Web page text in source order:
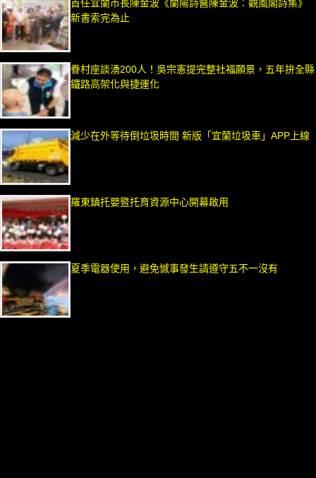
首任宜蘭市長陳金波《蘭陽詩醫陳金波：觀風閣詩集》
新書索完為止
眷村座談湧200人！吳宗憲提完整社福願景，五年拚全縣
鐵路高架化與捷運化
減少在外等待倒垃圾時間 新版「宜蘭垃圾車」APP上線
羅東鎮托嬰暨托育資源中心開幕啟用
夏季電器使用，避免憾事發生請遵守五不一沒有